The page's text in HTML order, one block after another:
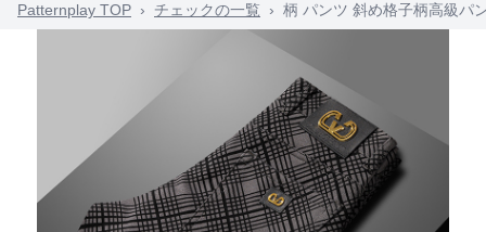
Patternplay TOP › チェックの一覧 › 柄 パンツ 斜め格子柄高級パ